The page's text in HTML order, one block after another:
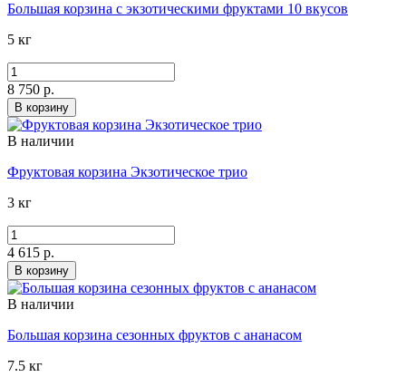
Большая корзина с экзотическими фруктами 10 вкусов
5 кг
8 750 р.
В корзину
В наличии
Фруктовая корзина Экзотическое трио
3 кг
4 615 р.
В корзину
В наличии
Большая корзина сезонных фруктов с ананасом
7.5 кг